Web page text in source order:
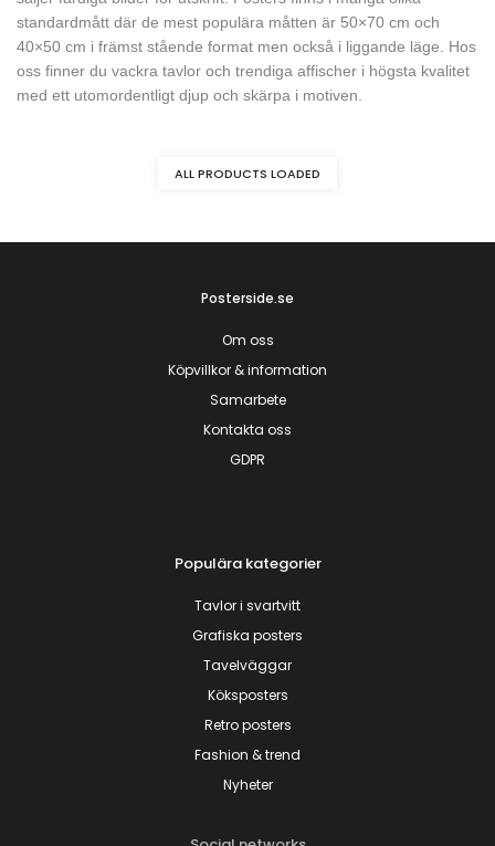
standardmått där de mest populära måtten är 50×70 cm och
40×50 cm i främst stående format men också i liggande läge. Hos
oss finner du vackra tavlor och trendiga affischer i högsta kvalitet
med ett utomordentligt djup och skärpa i motiven.
ALL PRODUCTS LOADED
Posterside.se
Om oss
Köpvillkor & information
Samarbete
Kontakta oss
GDPR
Populära kategorier
Tavlor i svartvitt
Grafiska posters
Tavelväggar
Köksposters
Retro posters
Fashion & trend
Nyheter